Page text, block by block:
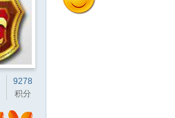
9278
积分